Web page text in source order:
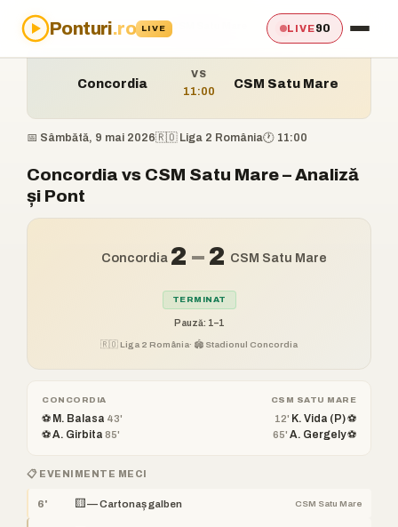
Ponturi.ro LIVE LIVE90
Acasă›Ponturi›Concordia vs CSM Satu Mare
Concordia
VS
11:00
CSM Satu Mare
📅 Sâmbătă, 9 mai 2026🇷🇴 Liga 2 România🕐 11:00
Concordia vs CSM Satu Mare – Analiză
și Pont
Concordia 2 –2 CSM Satu Mare
TERMINAT
Pauză: 1–1
🇷🇴 Liga 2 România· 🏟️ Stadionul Concordia
CONCORDIA
⚽ M. Balasa 43'
⚽ A. Girbita 85'
CSM SATU MARE
12' K. Vida (P) ⚽
65' A. Gergely ⚽
📋 EVENIMENTE MECI
6' 🟨 — Cartonaș galben CSM Satu Mare